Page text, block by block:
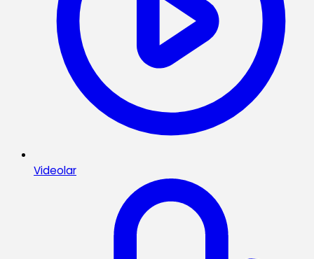
Videolar